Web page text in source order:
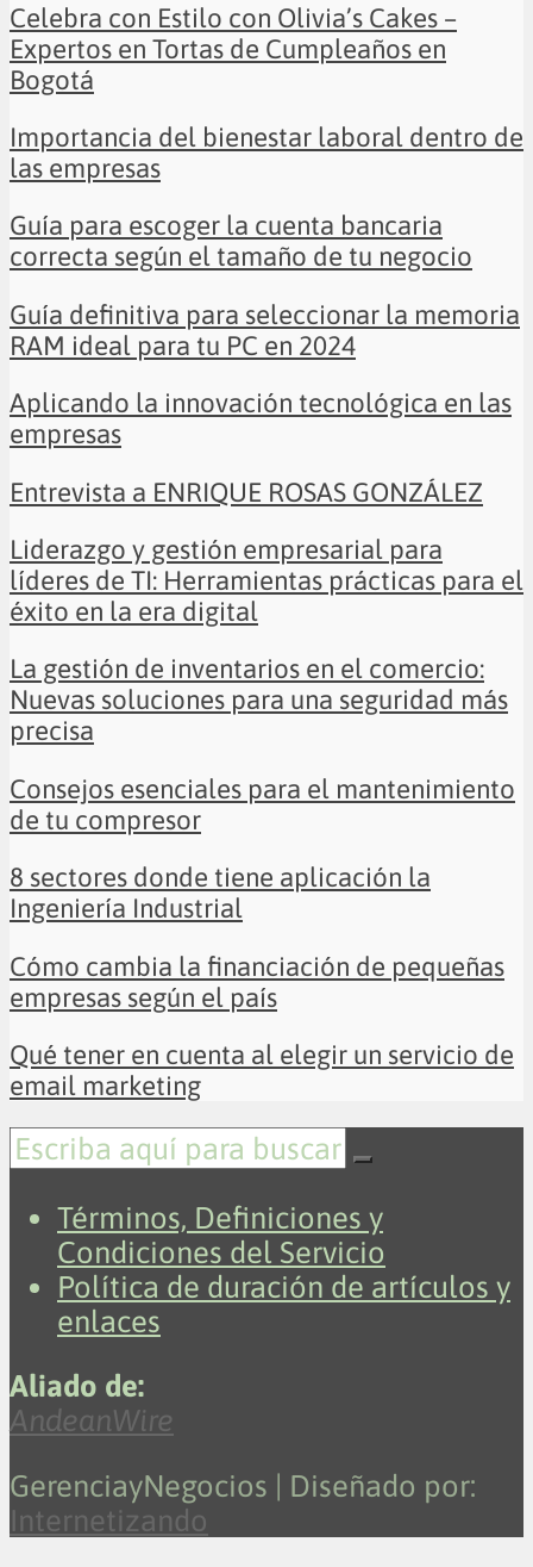
Celebra con Estilo con Olivia’s Cakes –
Expertos en Tortas de Cumpleaños en
Bogotá
Importancia del bienestar laboral dentro de
las empresas
Guía para escoger la cuenta bancaria
correcta según el tamaño de tu negocio
Guía definitiva para seleccionar la memoria
RAM ideal para tu PC en 2024
Aplicando la innovación tecnológica en las
empresas
Entrevista a ENRIQUE ROSAS GONZÁLEZ
Liderazgo y gestión empresarial para
líderes de TI: Herramientas prácticas para el
éxito en la era digital
La gestión de inventarios en el comercio:
Nuevas soluciones para una seguridad más
precisa
Consejos esenciales para el mantenimiento
de tu compresor
8 sectores donde tiene aplicación la
Ingeniería Industrial
Cómo cambia la financiación de pequeñas
empresas según el país
Qué tener en cuenta al elegir un servicio de
email marketing
Términos, Definiciones y
Condiciones del Servicio
Política de duración de artículos y
enlaces
Aliado de:
AndeanWire
GerenciayNegocios | Diseñado por:
Internetizando